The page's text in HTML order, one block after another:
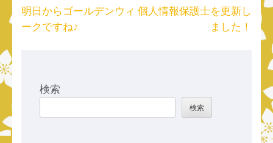
投
稿
明日からゴールデンウィ
ークですね♪
個人情報保護士を更新し
ました！
検索
検索